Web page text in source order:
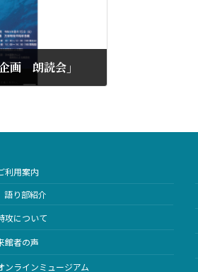
画 朗読会」
利用案内
語り部紹介
攻について
館者の声
ンラインミュージアム